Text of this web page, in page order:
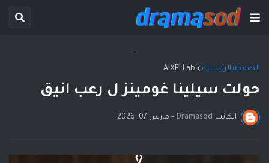
-
الصفحة الرئيسية AIXELLab
حولت سيلينا غومينز ل رعب انيق
الكاتب Dramasod
- مارس 07, 2026